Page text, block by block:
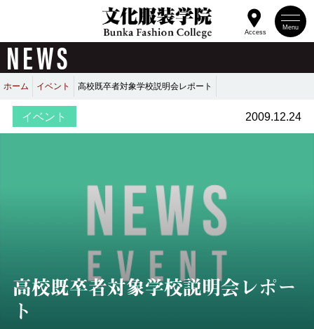
Menu
Access
NEWS
ホーム イベント 高校既卒者対象学校説明会レポート
イベント 2009.12.24
高校既卒者対象学校説明会レポー
ト